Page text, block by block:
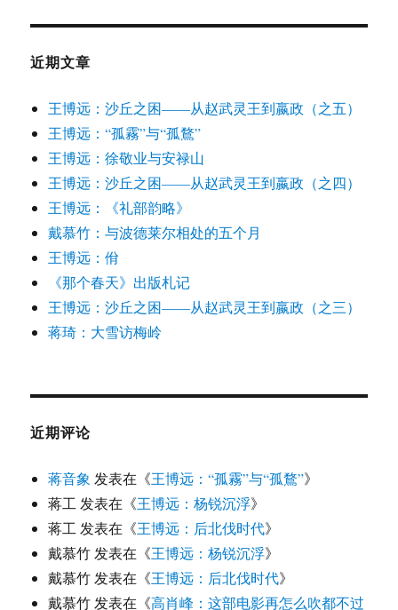
近期文章
王博远：沙丘之困——从赵武灵王到嬴政（之五）
王博远：“孤霧”与“孤鶩”
王博远：徐敬业与安禄山
王博远：沙丘之困——从赵武灵王到嬴政（之四）
王博远：《礼部韵略》
戴慕竹：与波德莱尔相处的五个月
王博远：佾
《那个春天》出版札记
王博远：沙丘之困——从赵武灵王到嬴政（之三）
蒋琦：大雪访梅岭
近期评论
蒋音象 发表在《王博远：“孤霧”与“孤鶩”》
蒋工 发表在《王博远：杨锐沉浮》
蒋工 发表在《王博远：后北伐时代》
戴慕竹 发表在《王博远：杨锐沉浮》
戴慕竹 发表在《王博远：后北伐时代》
戴慕竹 发表在《高肖峰：这部电影再怎么吹都不过